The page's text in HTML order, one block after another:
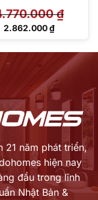
₫
Giá
4.770.000 ₫.
2.862.000₫
Giá
2.862.000 ₫.
21 năm phát triển,
hiện nay
đầu trong lĩnh
Nhật Bản &